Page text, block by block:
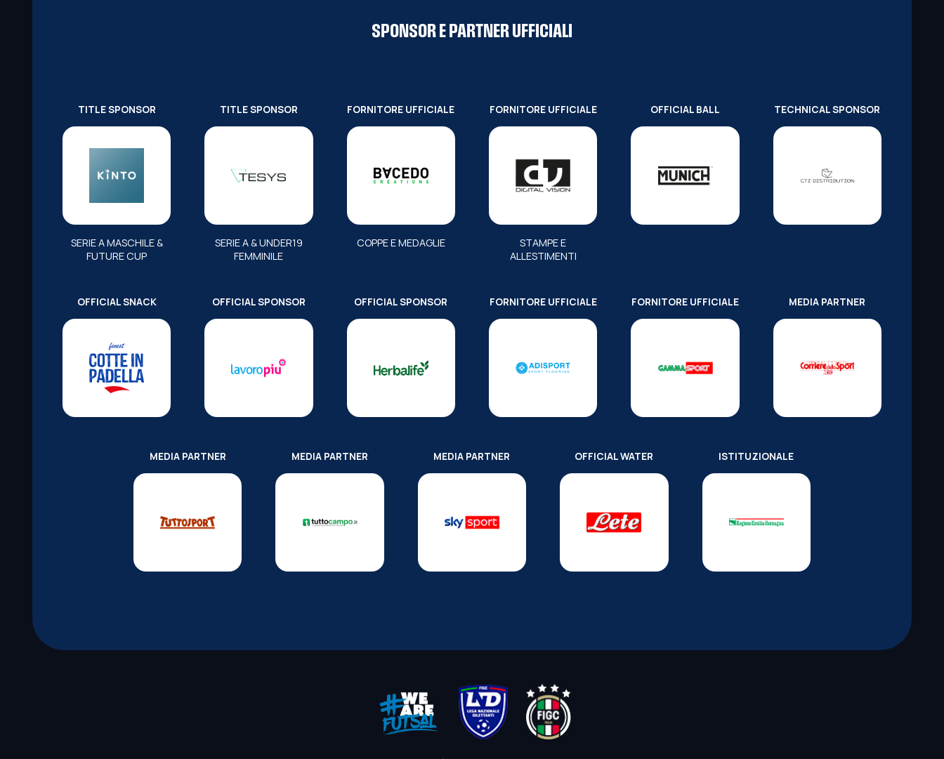
SPONSOR E PARTNER UFFICIALI
TITLE SPONSOR
SERIE A MASCHILE &
FUTURE CUP
TITLE SPONSOR
SERIE A & UNDER19
FEMMINILE
FORNITORE UFFICIALE
COPPE E MEDAGLIE
FORNITORE UFFICIALE
STAMPE E
ALLESTIMENTI
OFFICIAL BALL TECHNICAL SPONSOR
OFFICIAL SNACK OFFICIAL SPONSOR OFFICIAL SPONSOR FORNITORE UFFICIALE FORNITORE UFFICIALE MEDIA PARTNER
MEDIA PARTNER MEDIA PARTNER MEDIA PARTNER OFFICIAL WATER ISTITUZIONALE